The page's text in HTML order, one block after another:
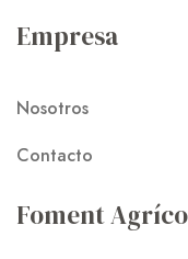
Empresa
Nosotros
Contacto
Foment